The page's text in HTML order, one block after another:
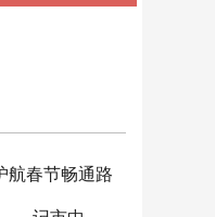
航春节畅通路